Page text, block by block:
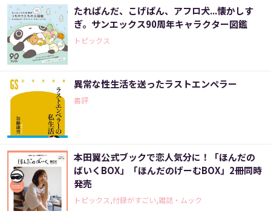
たれぱんだ、こげぱん、アフロ犬...懐かしす
ぎ。サンエックス90周年キャラクター図鑑
トピックス
異常な性生活を送ったラストエンペラー
書評
本田翼公式ブックで恋人気分に！「ほんだの
ばいくBOX」「ほんだのげーむBOX」2冊同時
発売
トピックス,付録がすごい,雑誌・ムック